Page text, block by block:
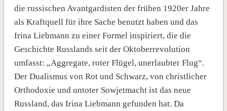
die russischen Avantgardisten der frühen 1920er Jahre
als Kraftquell für ihre Sache benutzt haben und das
Irina Liebmann zu einer Formel inspiriert, die die
Geschichte Russlands seit der Oktoberrevolution
umfasst: „Aggregate, roter Flügel, unerlaubter Flug“.
Der Dualismus von Rot und Schwarz, von christlicher
Orthodoxie und untoter Sowjetmacht ist das neue
Russland, das Irina Liebmann gefunden hat. Da